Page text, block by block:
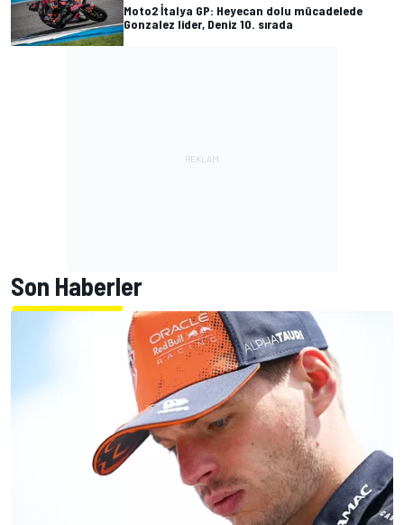
Moto2 İtalya GP: Heyecan dolu mücadelede
Gonzalez lider, Deniz 10. sırada
Son Haberler